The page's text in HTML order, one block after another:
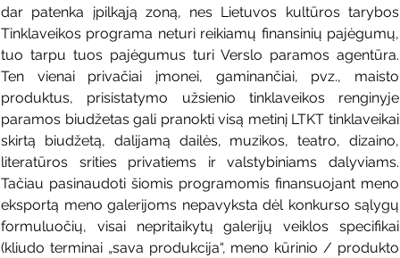
dar patenka įpilkąją zoną, nes Lietuvos kultūros tarybos
Tinklaveikos programa neturi reikiamų finansinių pajėgumų,
tuo tarpu tuos pajėgumus turi Verslo paramos agentūra.
Ten vienai privačiai įmonei, gaminančiai, pvz., maisto
produktus, prisistatymo užsienio tinklaveikos renginyje
paramos biudžetas gali pranokti visą metinį LTKT tinklaveikai
skirtą biudžetą, dalijamą dailės, muzikos, teatro, dizaino,
literatūros srities privatiems ir valstybiniams dalyviams.
Tačiau pasinaudoti šiomis programomis finansuojant meno
eksportą meno galerijoms nepavyksta dėl konkurso sąlygų
formuluočių, visai nepritaikytų galerijų veiklos specifikai
(kliudo terminai „sava produkcija“, meno kūrinio / produkto